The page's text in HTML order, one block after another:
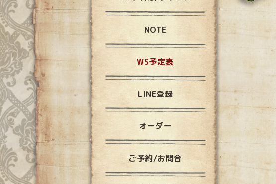
NOTE
WS予定表
LINE登録
オーダー
ご予約/お問合